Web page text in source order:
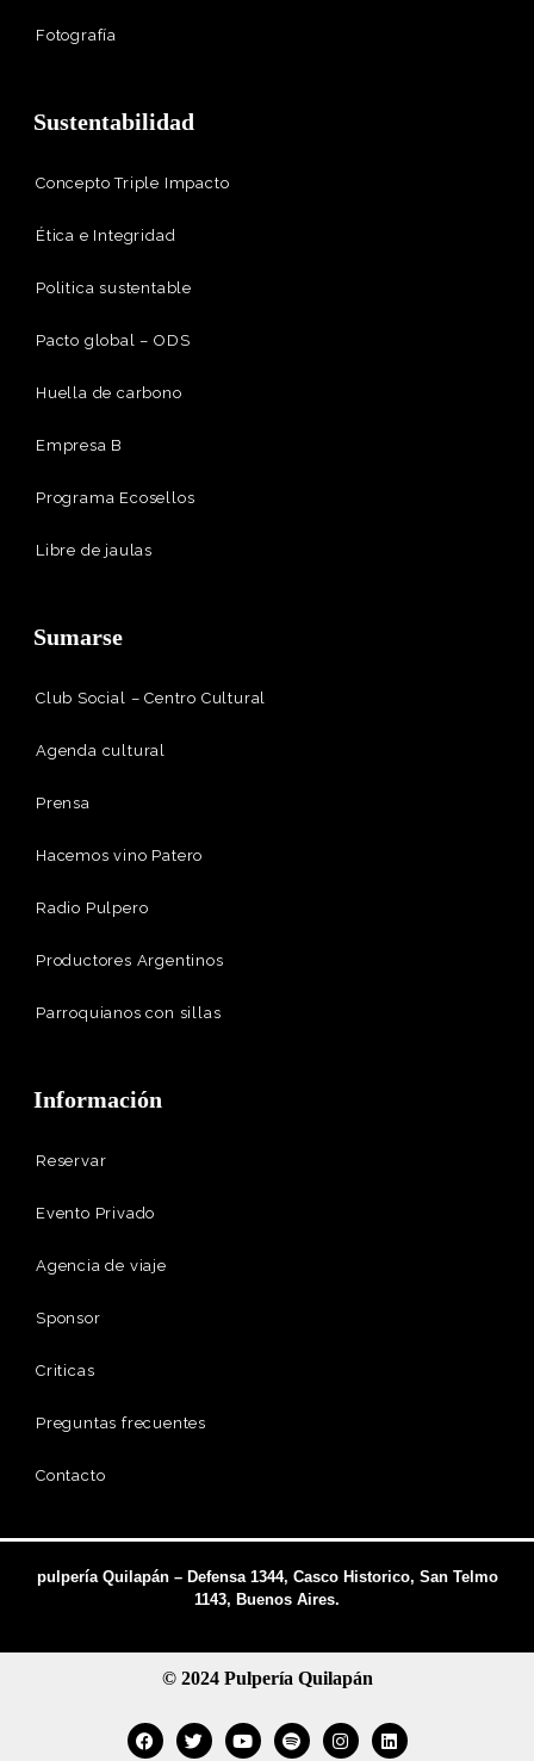
Fotografía
Sustentabilidad
Concepto Triple Impacto
Ética e Integridad
Politica sustentable
Pacto global – ODS
Huella de carbono
Empresa B
Programa Ecosellos
Libre de jaulas
Sumarse
Club Social – Centro Cultural
Agenda cultural
Prensa
Hacemos vino Patero
Radio Pulpero
Productores Argentinos
Parroquianos con sillas
Información
Reservar
Evento Privado
Agencia de viaje
Sponsor
Criticas
Preguntas frecuentes
Contacto
pulpería Quilapán – Defensa 1344, Casco Historico, San Telmo
1143, Buenos Aires.
© 2024 Pulpería Quilapán
FacebookTwitterYoutubeSpotifyInstagramLinkedin